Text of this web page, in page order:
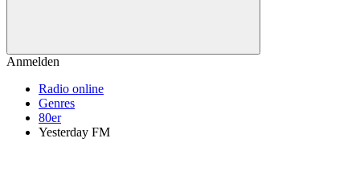
Anmelden
Radio online
Genres
80er
Yesterday FM